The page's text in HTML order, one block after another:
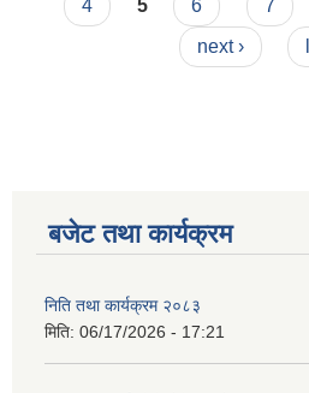
4
5 6 7
next ›
बजेट तथा कार्यक्रम
निति तथा कार्यक्रम २०८३
मिति: 06/17/2026 - 17:21